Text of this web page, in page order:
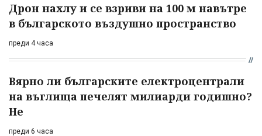
Дрон нахлу и се взриви на 100 м навътре
в българското въздушно пространство
преди 4 часа
Вярно ли българските електроцентрали
на въглища печелят милиарди годишно?
Не
преди 6 часа